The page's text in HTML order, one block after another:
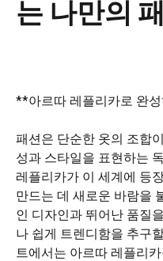
는 나만의
**아르따 레플리카로 완
패션은 단순한 옷의 조합
성과 스타일을 표현하는
레플리카가 이 세계에 등
만드는 데 새로운 바람을
인 디자인과 뛰어난 품질
나 쉽게 트렌디함을 추구
트에서는 아르따 레플리